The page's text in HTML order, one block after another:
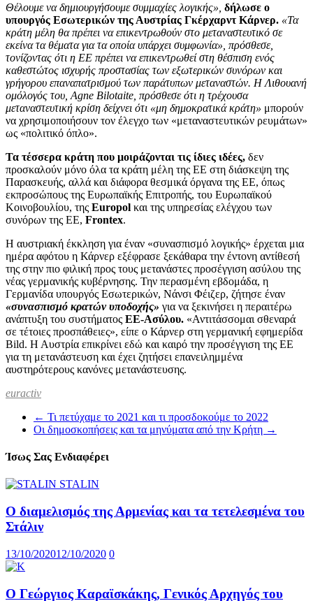
Θέλουμε να δημιουργήσουμε συμμαχίες λογικής», δήλωσε ο
υπουργός Εσωτερικών της Αυστρίας Γκέρχαρντ Κάρνερ. «Τα
κράτη μέλη θα πρέπει να επικεντρωθούν στο μεταναστευτικό σε
εκείνα τα θέματα για τα οποία υπάρχει συμφωνία», πρόσθεσε,
τονίζοντας ότι η ΕΕ πρέπει να επικεντρωθεί στη θέσπιση ενός
καθεστώτος ισχυρής προστασίας των εξωτερικών συνόρων και
γρήγορου επαναπατρισμού των παράτυπων μεταναστών. Η Λιθουανή
ομόλογός του, Agne Bilotaite, πρόσθεσε ότι η τρέχουσα
μεταναστευτική κρίση δείχνει ότι «μη δημοκρατικά κράτη» μπορούν
να χρησιμοποιήσουν τον έλεγχο των «μεταναστευτικών ρευμάτων»
ως «πολιτικό όπλο».
Τα τέσσερα κράτη που μοιράζονται τις ίδιες ιδέες, δεν
προσκαλούν μόνο όλα τα κράτη μέλη της ΕΕ στη διάσκεψη της
Παρασκευής, αλλά και διάφορα θεσμικά όργανα της ΕΕ, όπως
εκπροσώπους της Ευρωπαϊκής Επιτροπής, του Ευρωπαϊκού
Κοινοβουλίου, της Europol και της υπηρεσίας ελέγχου των
συνόρων της ΕΕ, Frontex.
Η αυστριακή έκκληση για έναν «συνασπισμό λογικής» έρχεται μια
ημέρα αφότου η Κάρνερ εξέφρασε ξεκάθαρα την έντονη αντίθεσή
της στην πιο φιλική προς τους μετανάστες προσέγγιση ασύλου της
νέας γερμανικής κυβέρνησης. Την περασμένη εβδομάδα, η
Γερμανίδα υπουργός Εσωτερικών, Νάνσι Φέιζερ, ζήτησε έναν
«συνασπισμό κρατών υποδοχής» για να ξεκινήσει η περαιτέρω
ανάπτυξη του συστήματος ΕΕ-Ασύλου. «Αντιτάσσομαι σθεναρά
σε τέτοιες προσπάθειες», είπε ο Κάρνερ στη γερμανική εφημερίδα
Bild. Η Αυστρία επικρίνει εδώ και καιρό την προσέγγιση της ΕΕ
για τη μετανάστευση και έχει ζητήσει επανειλημμένα
αυστηρότερους κανόνες μετανάστευσης.
euractiv
← Τι πετύχαμε το 2021 και τι προσδοκούμε το 2022
Οι δημοσκοπήσεις και τα μηνύματα από την Κρήτη →
Ίσως Σας Ενδιαφέρει
Ο διαμελισμός της Αρμενίας και τα τετελεσμένα του
Στάλιν
13/10/202012/10/2020 0
Ο Γεώργιος Καραϊσκάκης, Γενικός Αρχηγός του